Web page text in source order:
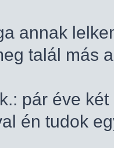
annak
talál más
pár éve
én tudok